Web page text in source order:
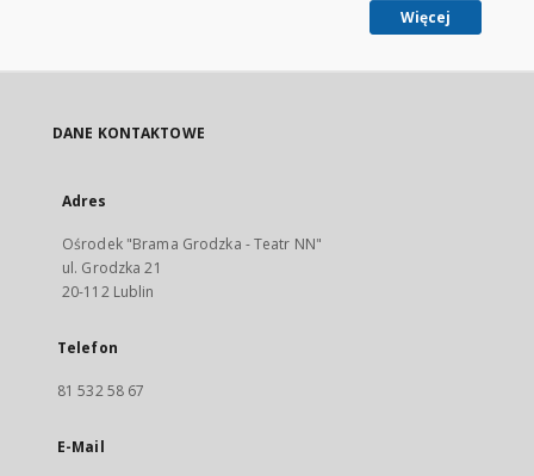
Więcej
DANE KONTAKTOWE
Adres
Ośrodek "Brama Grodzka - Teatr NN"
ul. Grodzka 21
20-112 Lublin
Telefon
81 532 58 67
E-Mail